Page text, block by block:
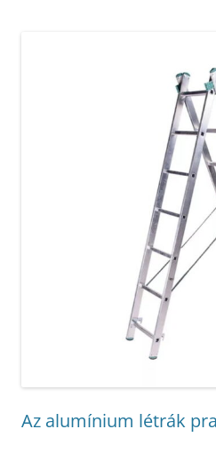
Az alumínium létrák